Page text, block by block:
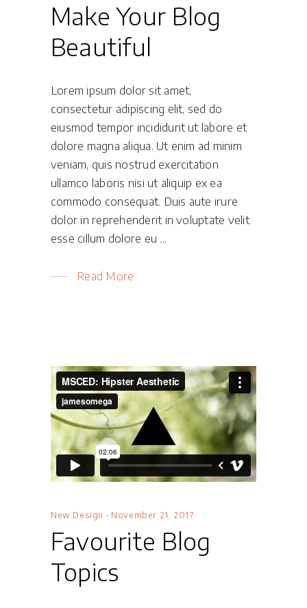
Make Your Blog
Beautiful
Lorem ipsum dolor sit amet,
consectetur adipiscing elit, sed do
eiusmod tempor incididunt ut labore et
dolore magna aliqua. Ut enim ad minim
veniam, quis nostrud exercitation
ullamco laboris nisi ut aliquip ex ea
commodo consequat. Duis aute irure
dolor in reprehenderit in voluptate velit
esse cillum dolore eu
Read More
New Design November 21, 2017
Favourite Blog
Topics